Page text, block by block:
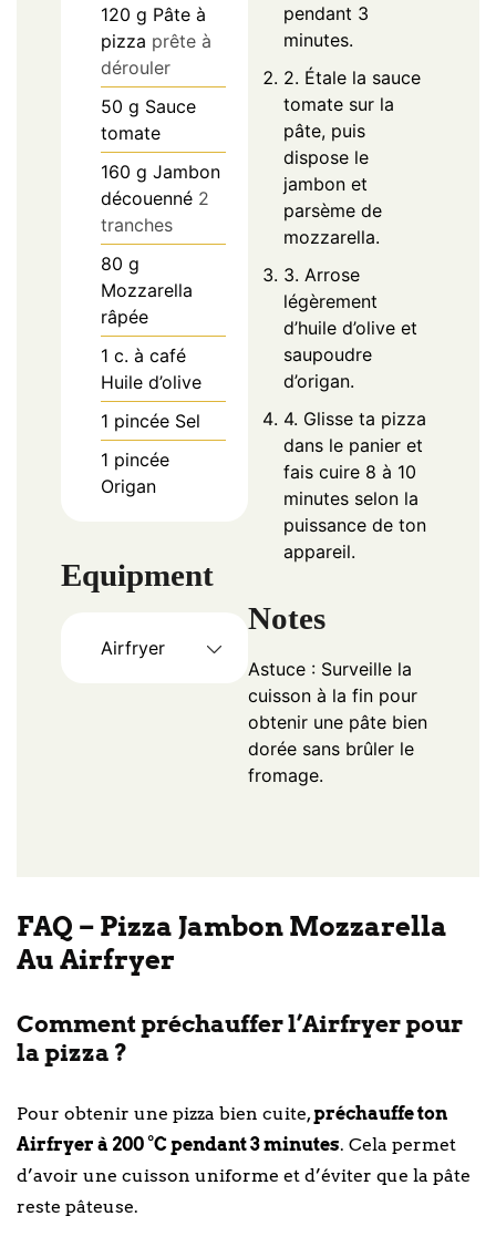
120 g Pâte à
pizza prête à
dérouler
50 g Sauce
tomate
160 g Jambon
découenné 2
tranches
80 g
Mozzarella
râpée
1 c. à café
Huile d’olive
1 pincée Sel
1 pincée
Origan
Equipment
Airfryer
pendant 3
minutes.
2. Étale la sauce
tomate sur la
pâte, puis
dispose le
jambon et
parsème de
mozzarella.
3. Arrose
légèrement
d’huile d’olive et
saupoudre
d’origan.
4. Glisse ta pizza
dans le panier et
fais cuire 8 à 10
minutes selon la
puissance de ton
appareil.
Notes
Astuce : Surveille la
cuisson à la fin pour
obtenir une pâte bien
dorée sans brûler le
fromage.
FAQ – Pizza Jambon Mozzarella
Au Airfryer
Comment préchauffer l’Airfryer pour
la pizza ?
Pour obtenir une pizza bien cuite,préchauffe ton
Airfryer à 200 °C pendant 3 minutes. Cela permet
d’avoir une cuisson uniforme et d’éviter que la pâte
reste pâteuse.